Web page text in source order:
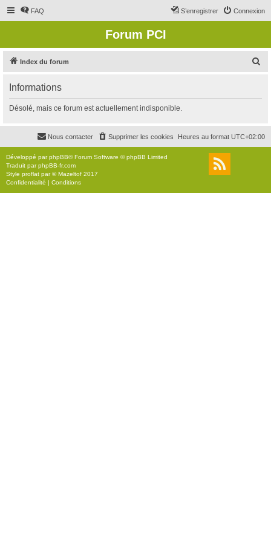
FAQ Connexion
S’enregistrer
Forum PCI
Index du forum
r
c
r
Informations
Désolé, mais ce forum est actuellement indisponible.
Heures au format UTC+02:00
Supprimer les cookies
Nous contacter
Développé parphpBB® Forum Software © phpBB Limited
Traduit parphpBB-fr.com
Style proflat par ©Mazeltof 2017
Confidentialité | Conditions